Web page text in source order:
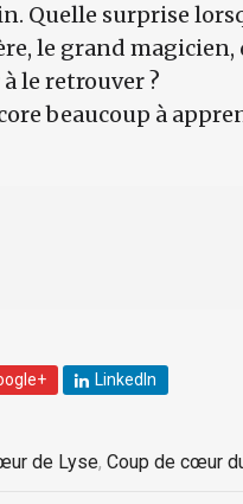
Quelle surprise
le grand magicien,
le retrouver ?
beaucoup à
LinkedIn
de Lyse, Coup de cœur